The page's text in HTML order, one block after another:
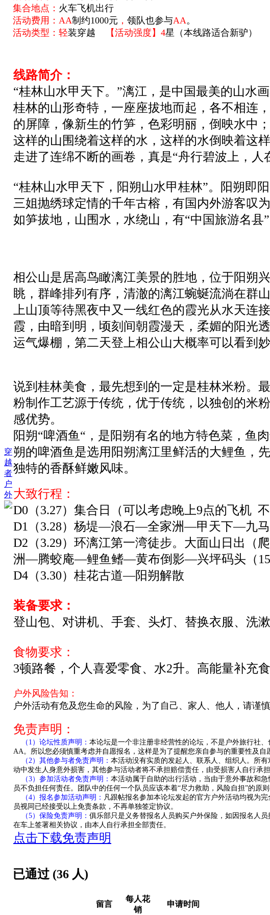
穿
越
者
户
外
集合地点： 火车飞机出行
活动费用： AA制 约1000元 ， 领队也参与AA 。
活动类型：轻装穿越 【活动强度】4星（本线路适合新驴）
线路简介：
“桂林山水甲天下。”漓江，是中国最美的山水画
桂林的山形奇特，一座座拔地而起，各不相连
的屏障，像新生的竹笋，色彩明丽，倒映水中
这样的山围绕着这样的水，这样的水倒映着这
走进了连绵不断的画卷，真是“舟行碧波上，人
“桂林山水甲天下，阳朔山水甲桂林”。阳朔即
三姐抛绣球定情的千年古榕，有国内外游客叹
如笋拔地，山围水，水绕山，有“中国旅游名县”
相公山是居高鸟瞰漓江美景的胜地，位于阳朔
眺，群峰排列有序，清澈的漓江蜿蜒流淌在群
上山顶等待黑夜中又一线红色的霞光从水天连
霞，由暗到明，顷刻间朝霞漫天，柔媚的阳光
运气爆棚，第二天登上相公山大概率可以看到妙
说到桂林美食，最先想到的一定是桂林米粉。
粉制作工艺源于传统，优于传统，以独创的米
感优势。
阳朔“啤酒鱼“，是阳朔有名的地方特色菜，鱼
朔的啤酒鱼是选用阳朔漓江里鲜活的大鲤鱼，
独特的香酥鲜嫩风味。
大致行程：
D0 （3.27）集合日（可以考虑晚上9点的飞机 不
D1
（3.28）杨堤—浪石—全家洲—甲天下—九
D2 （3.29）环漓江第一湾徒步。大面山日出
洲—腾蛟庵—鲤鱼鳍—黄布倒影—兴坪码头（15
D4 （3.30）桂花古道—阳朔解散
装备要求：
登山包、对讲机、手套、头灯、替换衣服、洗
食物要求 ：
3顿路餐，个人喜爱零食、水2升。高能量补充
户外风险告知：
户外活动有危及您生命的风险， 为了自己、家人、他人，请谨慎
免责声明：
（ 1 ）论坛性质声明： 本论坛是一个非注册非经营性的论坛，不是户外旅行社
AA。所以您必须慎重考虑并自愿报名，这样是为了提醒您亲自参与的重要性及
（ 2 ）其他参与者免责声明： 本活动没有实质的发起人、联系人、组织人。所
动中发生人身意外损害，其他参与活动者将不承担赔偿责任，由受损害人自行承担
（3）参加活动者免责声明： 本活动属于自助的出行活动，当由于意外事故和
员不负担任何责任。团队中的任何一个队员应该本着“尽力救助，风险自担”的原
（4）报名参加活动声明： 凡跟帖报名参加本论坛发起的官方户外活动均视为
员视同已经接受以上免责条款，不再单独签定协议。
（5）保险免责声明： 俱乐部只是义务替报名人员购买户外保险，如因报名人
在车上签署相关协议，由本人自行承担全部责任。
点击下载免责声明
已通过 (36 人)
留言
每人花
销
申请时间